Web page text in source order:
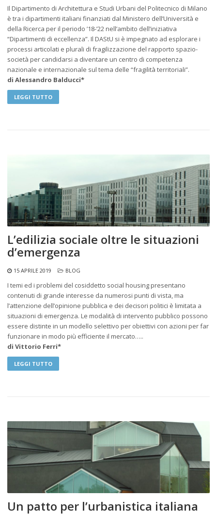
Il Dipartimento di Architettura e Studi Urbani del Politecnico di Milano
è tra i dipartimenti italiani finanziati dal Ministero dell’Università e
della Ricerca per il periodo ’18-’22 nell’ambito dell’iniziativa
“Dipartimenti di eccellenza”. Il DAStU si è impegnato ad esplorare i
processi articolati e plurali di fragilizzazione del rapporto spazio-
società per candidarsi a diventare un centro di competenza
nazionale e internazionale sul tema delle “fragilità territoriali”.
di Alessandro Balducci*
LEGGI TUTTO
L’edilizia sociale oltre le situazioni
d’emergenza
15 APRILE 2019 BLOG
I temi ed i problemi del cosiddetto social housing presentano
contenuti di grande interesse da numerosi punti di vista, ma
l’attenzione dell’opinione pubblica e dei decisori politici è limitata a
situazioni di emergenza. Le modalità di intervento pubblico possono
essere distinte in un modello selettivo per obiettivi con azioni per far
funzionare in modo più efficiente il mercato…..
di Vittorio Ferri*
LEGGI TUTTO
Un patto per l’urbanistica italiana